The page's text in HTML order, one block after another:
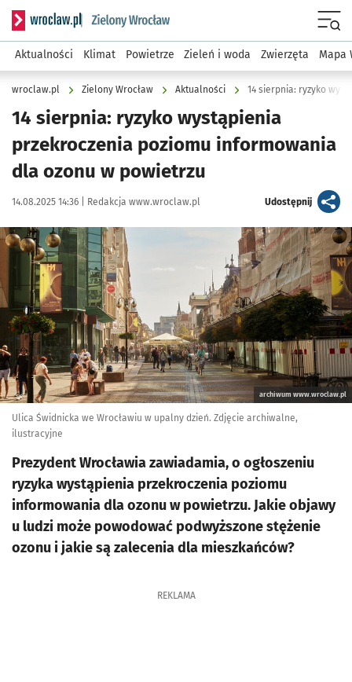
Serwis informacyjny wroclaw.pl podserwis: Środowisko we
Aktualności Klimat Powietrze Zieleń i woda Zwierzęta Mapa
wroclaw.pl Zielony Wrocław Aktualności
14 sierpnia: ryzyko wystąpienia
przekroczenia poziomu informowania
dla ozonu w powietrzu
Data publikacji:
14.08.2025 14:36 | Autor:
Redakcja www.wroclaw.pl Udostępnijartykuł
Kliknij, aby powiększyć
archiwum www.wroclaw.pl
Ulica Świdnicka we Wrocławiu w upalny dzień. Zdjęcie archiwalne,
ilustracyjne
Prezydent Wrocławia zawiadamia, o ogłoszeniu
ryzyka wystąpienia przekroczenia poziomu
informowania dla ozonu w powietrzu. Jakie objawy
u ludzi może powodować podwyższone stężenie
ozonu i jakie są zalecenia dla mieszkańców?
REKLAMA